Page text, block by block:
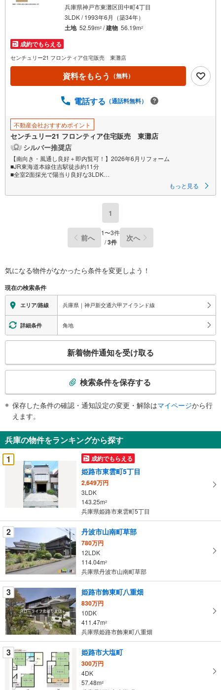
兵庫県神戸市東灘区田中町4丁目
3LDK / 1993年6月（築34年）
土地 52.59m2 /建物 56.19m2
成約でもらえる
センチュリー21 フロンティア住宅販売 東灘店
資料をもらう （無料）
電話する （通話料無料）
不動産会社おすすめポイント
センチュリー21 フロンティア住宅販売 東灘店
シルバー推奨店
【南向き・風通し良好＋即内覧可！】2026年6月リフォーム
■JR東海道本線住吉駅徒歩約11分
■全室2面採光で陽当り良好な3LDK
特徴
・スーパー、小学校、総合病院から徒歩10分圏内で住みやすい環境です。
・神戸市立本山南中学校まで徒歩約3分
弊社が選ばれる理由
1.お金の扱い方のプロ、ファイナンシャルプランナーが資金計画をサポー
ト！
2.買い替えなどにも対応できる売却専門チームあり！
3.たくさんの銀行と繋がりがあるため、最も低金利になるように審査が可
能！
ランナーがご提案！
5.定期的にご連絡を繋ぎ、有事の際に迅速にサポートいたします
弊社は専門家同士が連携をとっているため、より多くの知見がございま
す。
お気軽にお問合せください！
もっと見る
1
前へ 1〜3件
/3件 次へ
気になる物件がなかったら条件を変更しよう！
現在の検索条件
エリア/路線 兵庫県｜神戸新交通六甲アイランド線
詳細条件 角地
検
知
を
受
け
件
を
マ
イ
ペ
ー
ジ
に
保
存
す
る
新着物件通知を受け取る
検索条件を保存する
保存した条件の確認・通知設定の変更・解除はマイページから行
えます。
兵庫の物件をランキングから探す
1
成約でもらえる
姫路市東雲町5丁目
2,649万円
3LDK
143.25m2
兵庫県姫路市東雲町5丁目
2 丹波市山南町草部
780万円
12LDK
114.04m2
兵庫県丹波市山南町草部
3 姫路市飾東町八重畑
830万円
10DK
411.47m2
兵庫県姫路市飾東町八重畑
3 姫路市大塩町
300万円
4DK
57.48m2